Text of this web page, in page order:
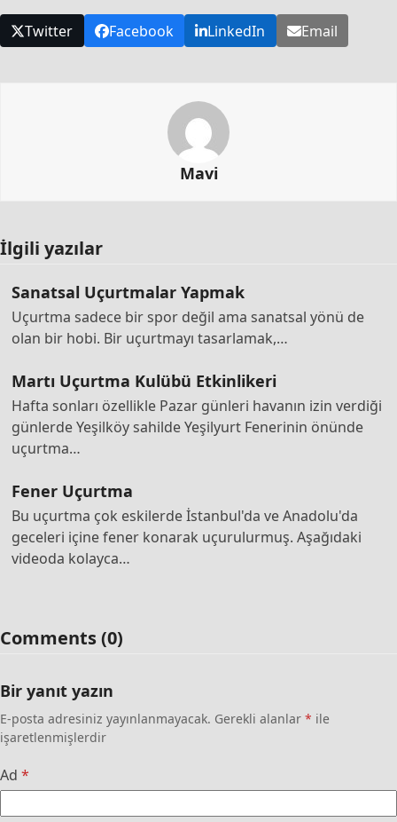
Twitter Facebook LinkedIn Email
Mavi
İlgili yazılar
Sanatsal Uçurtmalar Yapmak
Uçurtma sadece bir spor değil ama sanatsal yönü de
olan bir hobi. Bir uçurtmayı tasarlamak,…
Martı Uçurtma Kulübü Etkinlikeri
Hafta sonları özellikle Pazar günleri havanın izin verdiği
günlerde Yeşilköy sahilde Yeşilyurt Fenerinin önünde
uçurtma…
Fener Uçurtma
Bu uçurtma çok eskilerde İstanbul'da ve Anadolu'da
geceleri içine fener konarak uçurulurmuş. Aşağıdaki
videoda kolayca…
Comments (0)
Bir yanıt yazın
E-posta adresiniz yayınlanmayacak. Gerekli alanlar * ile
işaretlenmişlerdir
Ad *